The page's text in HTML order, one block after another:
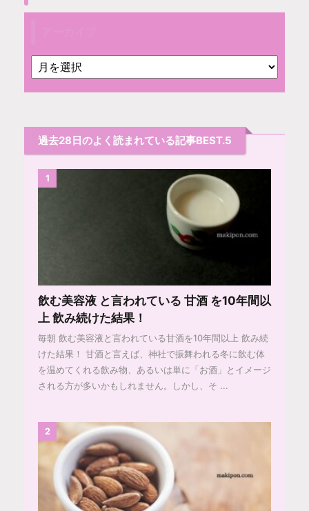
過去28日のよく読まれている記事BEST.5
1
飲む美容液 と言われている 甘酒 を10年間以
上 飲み続けた結果！
毎朝 飲む美容液と言われている甘酒を10年間以上 飲み続
けた結果！ 甘酒と言えば、神社で振舞われる冬に飲む体
を温めてくれる飲み物、あるいは単に「お酒」とイメージ
される方が多いかもしれません。しかし、そ ...
2